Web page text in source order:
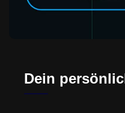
Dein